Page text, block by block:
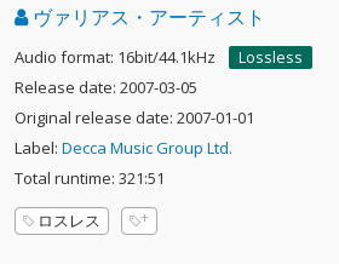
ヴァリアス・アーティスト
Audio format: 16bit/44.1kHz
Lossless
Release date: 2007-03-05
Original release date: 2007-01-01
Label: Decca Music Group Ltd.
Total runtime: 321:51
ロスレス